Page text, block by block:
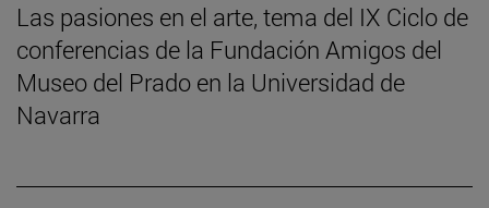
Las pasiones en el arte, tema del IX Ciclo de
conferencias de la Fundación Amigos del
Museo del Prado en la Universidad de
Navarra